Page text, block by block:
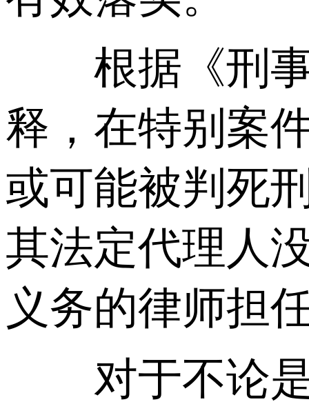
根据《刑事
释，在特别案
或可能被判死
其法定代理人
义务的律师担
对于不论是